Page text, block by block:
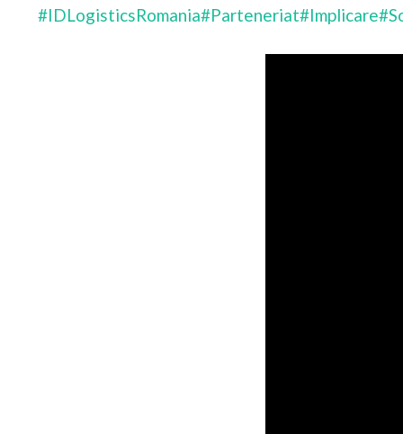
#IDLogisticsRomania#Parteneriat#Implicare